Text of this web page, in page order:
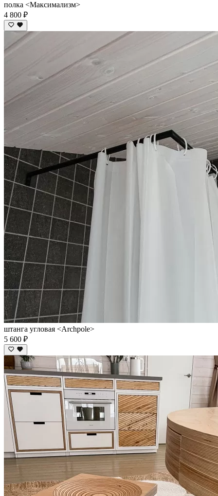
полка <Максимализм>
4 800 ₽
штанга угловая <Archpole>
5 600 ₽